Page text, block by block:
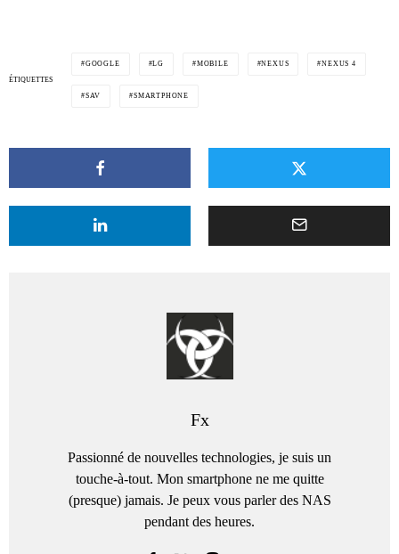
ÉTIQUETTES
GOOGLE LG MOBILE NEXUS NEXUS 4
SAV SMARTPHONE
Fx
Passionné de nouvelles technologies, je suis un
touche-à-tout. Mon smartphone ne me quitte
(presque) jamais. Je peux vous parler des NAS
pendant des heures.